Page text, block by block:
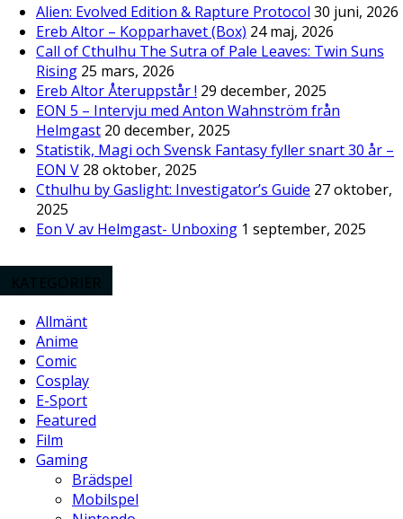
Alien: Evolved Edition & Rapture Protocol 30 juni, 2026
Ereb Altor – Kopparhavet (Box) 24 maj, 2026
Call of Cthulhu The Sutra of Pale Leaves: Twin Suns
Rising 25 mars, 2026
Ereb Altor Återuppstår ! 29 december, 2025
EON 5 – Intervju med Anton Wahnström från
Helmgast 20 december, 2025
Statistik, Magi och Svensk Fantasy fyller snart 30 år –
EON V 28 oktober, 2025
Cthulhu by Gaslight: Investigator’s Guide 27 oktober,
2025
Eon V av Helmgast- Unboxing 1 september, 2025
KATEGORIER
Allmänt
Anime
Comic
Cosplay
E-Sport
Featured
Film
Gaming
Brädspel
Mobilspel